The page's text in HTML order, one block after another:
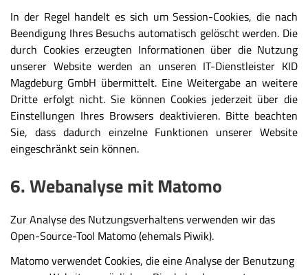
In der Regel handelt es sich um Session-Cookies, die nach
Beendigung Ihres Besuchs automatisch gelöscht werden. Die
durch Cookies erzeugten Informationen über die Nutzung
unserer Website werden an unseren IT-Dienstleister KID
Magdeburg GmbH übermittelt. Eine Weitergabe an weitere
Dritte erfolgt nicht. Sie können Cookies jederzeit über die
Einstellungen Ihres Browsers deaktivieren. Bitte beachten
Sie, dass dadurch einzelne Funktionen unserer Website
eingeschränkt sein können.
6. Webanalyse mit Matomo
Zur Analyse des Nutzungsverhaltens verwenden wir das
Open-Source-Tool Matomo (ehemals Piwik).
Matomo verwendet Cookies, die eine Analyse der Benutzung